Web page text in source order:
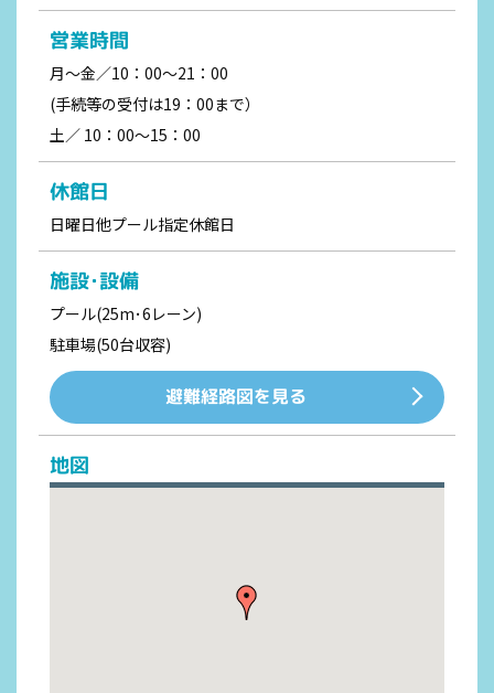
営業時間
月～金／10：00～21：00
(手続等の受付は19：00まで）
土／ 10：00～15：00
休館日
日曜日他プール指定休館日
施設･設備
プール(25m･6レーン)
駐車場(50台収容)
避難経路図を見る
地図